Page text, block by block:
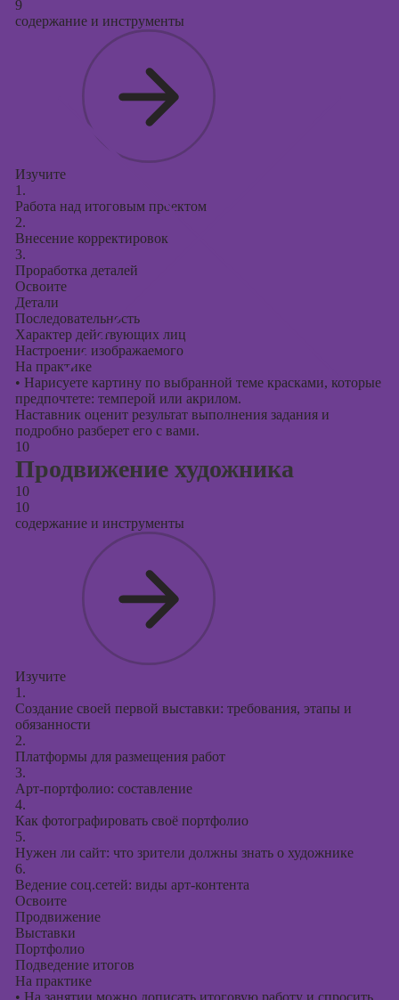
9
содержание и инструменты
Изучите
1.
Работа над итоговым проектом
2.
Внесение корректировок
3.
Проработка деталей
Освоите
Детали
Последовательность
Характер действующих лиц
Настроение изображаемого
На практике
• Нарисуете картину по выбранной теме красками, которые
предпочтете: темперой или акрилом.
Наставник оценит результат выполнения задания и
подробно разберет его с вами.
10
Продвижение художника
10
10
содержание и инструменты
Изучите
1.
Создание своей первой выставки: требования, этапы и
обязанности
2.
Платформы для размещения работ
3.
Арт-портфолио: составление
4.
Как фотографировать своё портфолио
5.
Нужен ли сайт: что зрители должны знать о художнике
6.
Ведение соц.сетей: виды арт-контента
Освоите
Продвижение
Выставки
Портфолио
Подведение итогов
На практике
• На занятии можно дописать итоговую работу и спросить